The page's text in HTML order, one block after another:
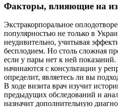
Факторы, влияющие на
Экстракорпоральное
популярностью не только в
неудивительно, учитывая
бесплодием. Но столь сложная
если у пары нет к ней
начинаются с консультации у
определит, являетесь ли вы
В ходе визита врач изучит
предыдущих обследований и
назначит дополнительную